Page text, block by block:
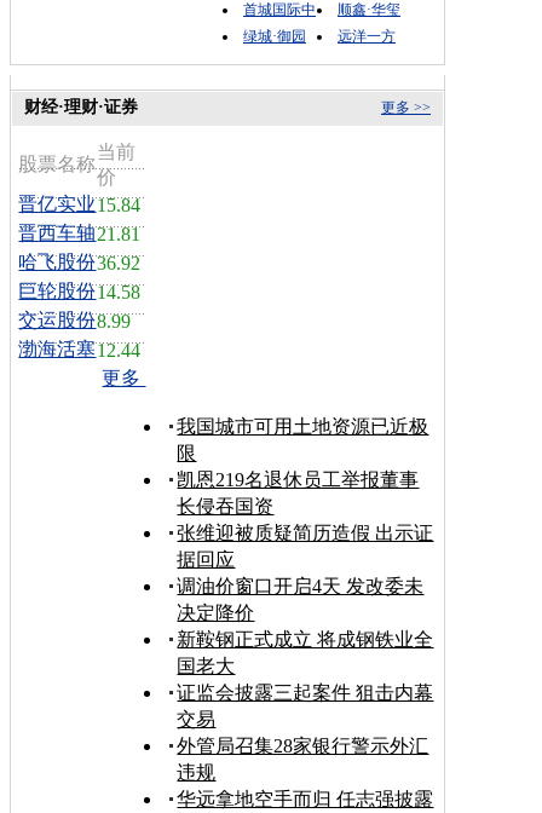
首城国际中
顺鑫·华玺
绿城·御园
远洋一方
更多 >>
财经·理财·证券
股票名称
当前
价
晋亿实业15.84
晋西车轴21.81
哈飞股份36.92
巨轮股份14.58
交运股份8.99
渤海活塞12.44
更多
我国城市可用土地资源已近极
限
凯恩219名退休员工举报董事
长侵吞国资
张维迎被质疑简历造假 出示证
据回应
调油价窗口开启4天 发改委未
决定降价
新鞍钢正式成立 将成钢铁业全
国老大
证监会披露三起案件 狙击内幕
交易
外管局召集28家银行警示外汇
违规
华远拿地空手而归 任志强披露